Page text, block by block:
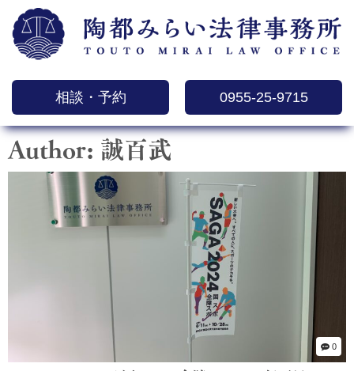
相談・予約 0955-25-9715
Author:誠百武
0